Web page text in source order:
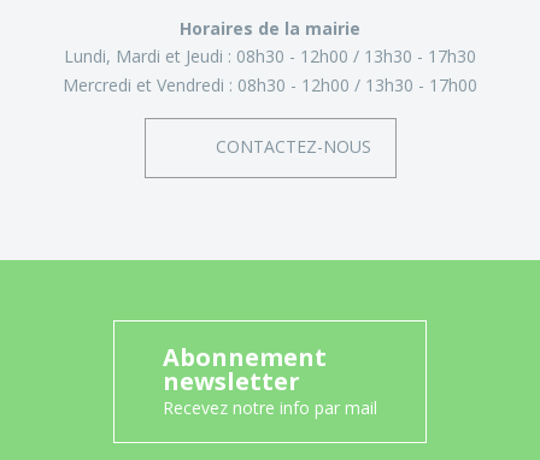
Horaires de la mairie
Lundi, Mardi et Jeudi : 08h30 - 12h00
13h30 - 17h30
Mercredi et Vendredi : 08h30 - 12h00 13h30 - 17h00
CONTACTEZ-NOUS
Abonnement
newsletter
Recevez notre info par mail